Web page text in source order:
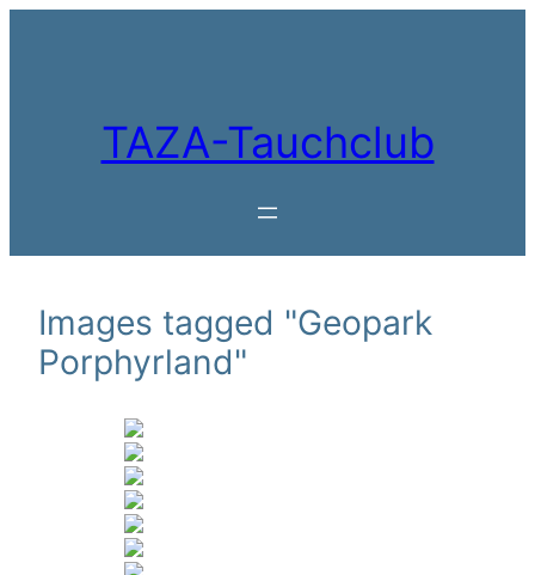
TAZA-Tauchclub
Images tagged "Geopark
Porphyrland"